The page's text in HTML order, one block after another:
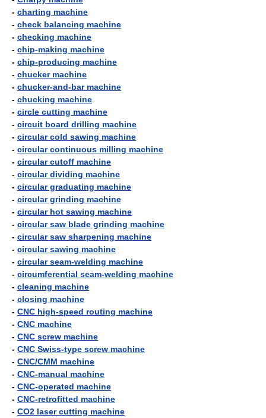
- charting machine
- check balancing machine
- checking machine
- chip-making machine
- chip-producing machine
- chucker machine
- chucker-and-bar machine
- chucking machine
- circle cutting machine
- circuit board drilling machine
- circular cold sawing machine
- circular continuous milling machine
- circular cutoff machine
- circular dividing machine
- circular graduating machine
- circular grinding machine
- circular hot sawing machine
- circular saw blade grinding machine
- circular saw sharpening machine
- circular sawing machine
- circular seam-welding machine
- circumferential seam-welding machine
- cleaning machine
- closing machine
- CNC high-speed routing machine
- CNC machine
- CNC screw machine
- CNC Swiss-type screw machine
- CNC/CMM machine
- CNC-manual machine
- CNC-operated machine
- CNC-retrofitted machine
- CO2 laser cutting machine